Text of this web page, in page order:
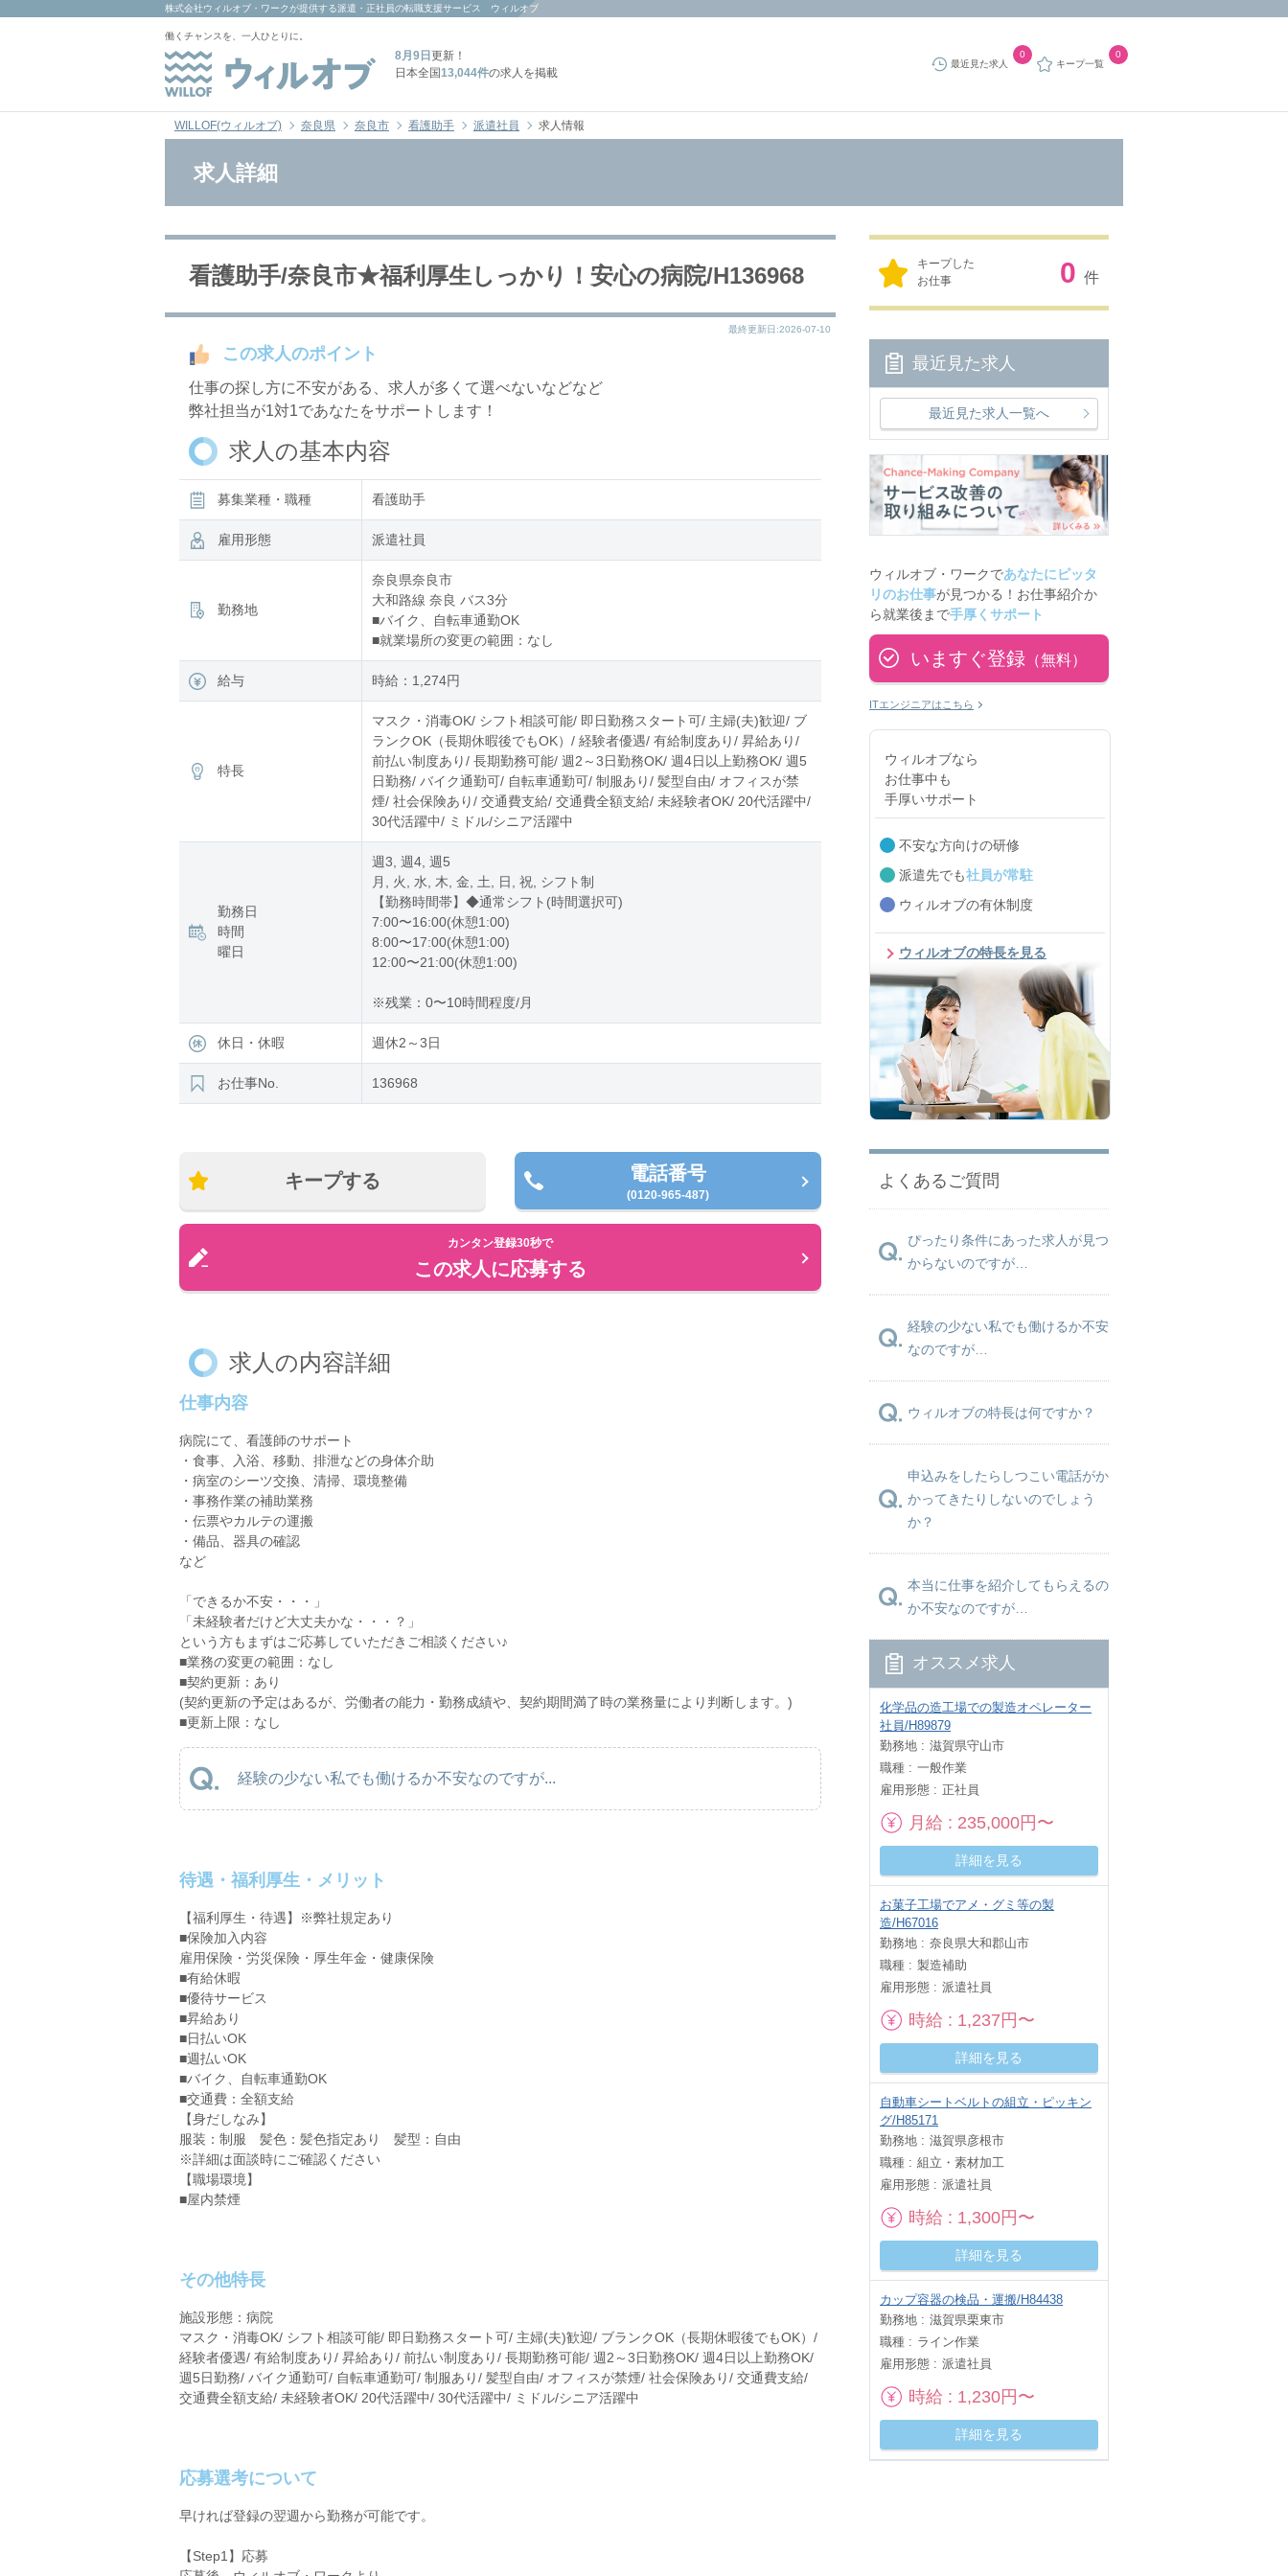
株式会社ウィルオブ・ワーク が提供する派遣・正社員の転職支援サービス ウィルオブ
働くチャンスを、一人ひとりに。
8月9日 更新！
日本全国13,044件の求人を掲載
最近見た求人
0
キープ一覧
0
WILLOF(ウィルオブ) 奈良県 奈良市 看護助手 派遣社員 求人情報
求人詳細
看護助手/奈良市★福利厚生しっかり！安心の病院/H136968
最終更新日:2026-07-10
この求人のポイント
仕事の探し方に不安がある、求人が多くて選べないなどなど
弊社担当が1対1であなたをサポートします！
求人の基本内容
募集業種・職種 看護助手
雇用形態 派遣社員
勤務地
奈良県奈良市
大和路線 奈良 バス3分
■バイク、自転車通勤OK
■就業場所の変更の範囲：なし
給与 時給：1,274円
特長
マスク・消毒OK/ シフト相談可能/ 即日勤務スタート可/ 主婦(夫)歓迎/ ブ
ランクOK（長期休暇後でもOK）/ 経験者優遇/ 有給制度あり/ 昇給あり/
前払い制度あり/ 長期勤務可能/ 週2～3日勤務OK/ 週4日以上勤務OK/ 週5
日勤務/ バイク通勤可/ 自転車通勤可/ 制服あり/ 髪型自由/ オフィスが禁
煙/ 社会保険あり/ 交通費支給/ 交通費全額支給/ 未経験者OK/ 20代活躍中/
30代活躍中/ ミドル/シニア活躍中
勤務日
時間
曜日
週3, 週4, 週5
月, 火, 水, 木, 金, 土, 日, 祝, シフト制
【勤務時間帯】◆通常シフト(時間選択可)
7:00〜16:00(休憩1:00)
8:00〜17:00(休憩1:00)
12:00〜21:00(休憩1:00)
※残業：0〜10時間程度/月
休日・休暇 週休2～3日
お仕事No. 136968
キープする 電話番号
(0120-965-487)
カンタン登録30秒で
この求人に応募する
求人の内容詳細
仕事内容
病院にて、看護師のサポート
・食事、入浴、移動、排泄などの身体介助
・病室のシーツ交換、清掃、環境整備
・事務作業の補助業務
・伝票やカルテの運搬
・備品、器具の確認
など
「できるか不安・・・」
「未経験者だけど大丈夫かな・・・？」
という方もまずはご応募していただきご相談ください♪
■業務の変更の範囲：なし
■契約更新：あり
(契約更新の予定はあるが、労働者の能力・勤務成績や、契約期間満了時の業務量により判断します。)
■更新上限：なし
経験の少ない私でも働けるか不安なのですが...
待遇・福利厚生・メリット
【福利厚生・待遇】※弊社規定あり
■保険加入内容
雇用保険・労災保険・厚生年金・健康保険
■有給休暇
■優待サービス
■昇給あり
■日払いOK
■週払いOK
■バイク、自転車通勤OK
■交通費：全額支給
【身だしなみ】
服装：制服 髪色：髪色指定あり 髪型：自由
※詳細は面談時にご確認ください
【職場環境】
■屋内禁煙
その他特長
施設形態：病院
マスク・消毒OK/ シフト相談可能/ 即日勤務スタート可/ 主婦(夫)歓迎/ ブランクOK（長期休暇後でもOK）/
経験者優遇/ 有給制度あり/ 昇給あり/ 前払い制度あり/ 長期勤務可能/ 週2～3日勤務OK/ 週4日以上勤務OK/
週5日勤務/ バイク通勤可/ 自転車通勤可/ 制服あり/ 髪型自由/ オフィスが禁煙/ 社会保険あり/ 交通費支給/
交通費全額支給/ 未経験者OK/ 20代活躍中/ 30代活躍中/ ミドル/シニア活躍中
応募選考について
早ければ登録の翌週から勤務が可能です。
【Step1】応募
キープした
お仕事
0 件
最近見た求人
最近見た求人一覧へ
ウィルオブ・ワークであなたにピッタ
リのお仕事が見つかる！お仕事紹介か
ら就業後まで手厚くサポート
いますぐ登録 （無料）
ITエンジニアはこちら
ウィルオブなら
お仕事中も
手厚いサポート
不安な方向けの研修
派遣先でも社員が常駐
ウィルオブの有休制度
ウィルオブの特長を見る
よくあるご質問
ぴったり条件にあった求人が見つ
からないのですが…
経験の少ない私でも働けるか不安
なのですが…
ウィルオブの特長は何ですか？
申込みをしたらしつこい電話がか
かってきたりしないのでしょう
か？
本当に仕事を紹介してもらえるの
か不安なのですが…
オススメ求人
化学品の造工場での製造オペレーター
社員/H89879
勤務地
滋賀県守山市
職種
一般作業
雇用形態
正社員
月給 235,000円〜
詳細を見る
お菓子工場でアメ・グミ等の製
造/H67016
勤務地
奈良県大和郡山市
職種
製造補助
雇用形態
派遣社員
時給 1,237円〜
詳細を見る
自動車シートベルトの組立・ピッキン
グ/H85171
勤務地
滋賀県彦根市
職種
組立・素材加工
雇用形態
派遣社員
時給 1,300円〜
詳細を見る
カップ容器の検品・運搬/H84438
勤務地
滋賀県栗東市
職種
ライン作業
雇用形態
派遣社員
時給 1,230円〜
詳細を見る